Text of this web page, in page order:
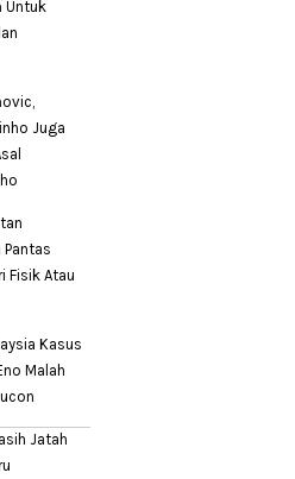
Untuk
Juga
Pantas
Fisik Atau
Kasus
Malah
Jatah